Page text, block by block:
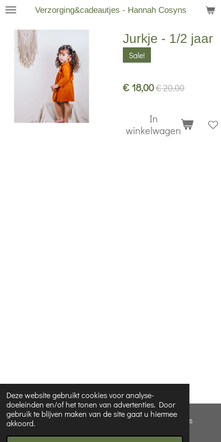
Deze website gebruikt cookies voor analyse-
doeleinden en/of het tonen van advertenties. Door
gebruik te blijven maken van de site gaat u hiermee
akkoord.
Ga
naar
hoofdinhoud
Verzorging&cadeautjes - Hannah Cosyns
Jurkje - 1/2 jaar
Sale!
€ 18,00€ 20,00
In
winkelwagen
© 2022 - 2026 Verzorging&cadeautjes - Hannah Cosyns
Powered byJouwWeb